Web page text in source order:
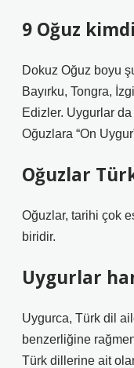
9 Oğuz
Dokuz Oğuz boyu
Bayırku, Tongra,
Edizler. Uygurlar da
Oğuzlara “On
Oğuzlar
Oğuzlar, tarihi çok
biridir.
Uygurlar
Uygurca, Türk dil
benzerliğine
Türk dillerine ait